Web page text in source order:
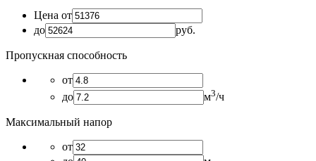
Цена от
до
руб.
Пропускная способность
от
до
м3/ч
Максимальный напор
от